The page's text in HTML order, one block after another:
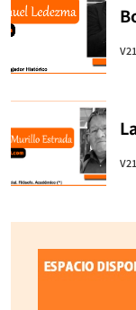
V21
V21